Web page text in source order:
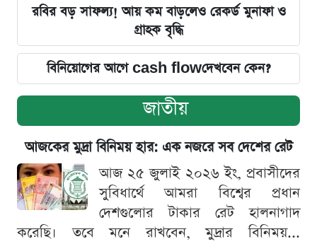
রবির বড় সাফল্য! আয় কম বাড়লেও রেকর্ড মুনাফা ও
গ্রাহক বৃদ্ধি
বিনিয়োগের আগে cash flowদেখবেন কেন?
জাতীয়
আজকের মুদ্রা বিনিময় হার: এক নজরে সব দেশের রেট
আজ ২৫ জুলাই ২০২৬ ইং, প্রবাসীদের
সুবিধার্থে আমরা বিশ্বের প্রধান
দেশগুলোর টাকার রেট হালনাগাদ
করেছি। তবে মনে রাখবেন, মুদ্রার বিনিময়...